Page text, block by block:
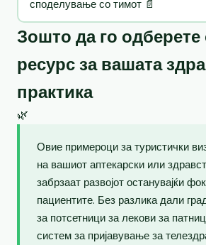
споделување со тимот 📄
Зошто да го одберете
ресурс за вашата
практика
🌿
Овие примероци за туристички
на вашиот аптекарски или
забрзаат развојот останувајќи
пациентите. Без разлика дали
за потсетници за лекови за
систем за пријавување за